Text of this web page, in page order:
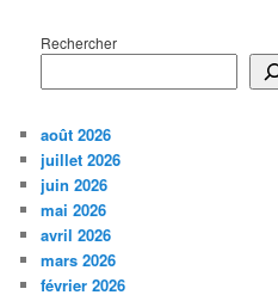
Rechercher
août 2026
juillet 2026
juin 2026
mai 2026
avril 2026
mars 2026
février 2026